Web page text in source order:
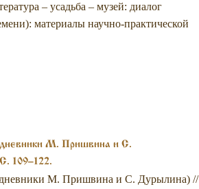
– усадьба – музей: диалог
материалы научно-практической
М. Пришвина и С.
109–122.
М. Пришвина и С. Дурылина) //